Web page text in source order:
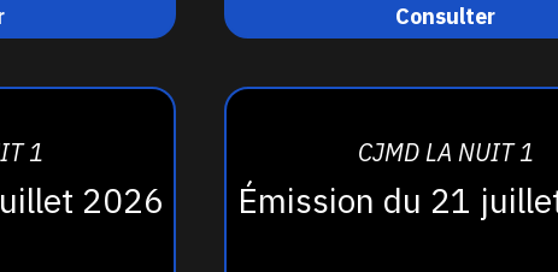
Consulter
1
2026
CJMD LA NUIT 1
Émission du 21